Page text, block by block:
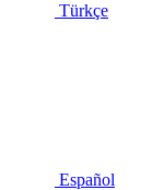
Türkçe
Español